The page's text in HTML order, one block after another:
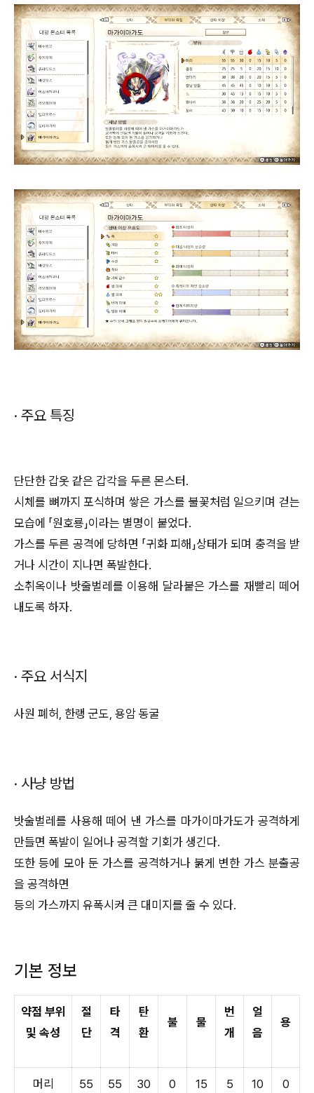
· 주요 특징
단단한 갑옷 같은 갑각을 두른 몬스터.
시체를 뼈까지 포식하며 쌓은 가스를 불꽃처럼 일으키며 걷는
모습에 「원호룡」이라는 별명이 붙었다.
가스를 두른 공격에 당하면 「귀화 피해」상태가 되며 충격을 받
거나 시간이 지나면 폭발한다.
소취옥이나 밧줄벌레를 이용해 달라붙은 가스를 재빨리 떼어
내도록 하자.
· 주요 서식지
사원 폐허, 한랭 군도, 용암 동굴
· 사냥 방법
밧술벌레를 사용해 떼어 낸 가스를 마가이마가도가 공격하게
만들면 폭발이 일어나 공격할 기회가 생긴다.
또한 등에 모아 둔 가스를 공격하거나 붉게 변한 가스 분출공
을 공격하면
등의 가스까지 유폭시켜 큰 대미지를 줄 수 있다.
기본 정보
약점 부위
및 속성
절
단
타
격
탄
환
불 물
번
개
얼
음
용
머리 55 55 30 0 15 5 10 0